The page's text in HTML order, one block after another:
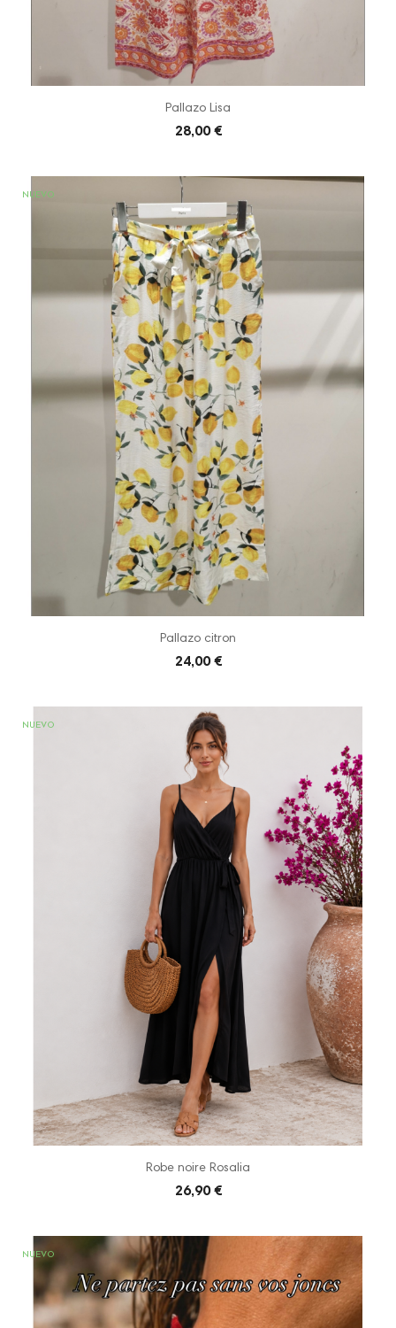
Pallazo Lisa
28,00 €
NUEVO
Pallazo citron
24,00 €
NUEVO
Robe noire Rosalia
26,90 €
NUEVO